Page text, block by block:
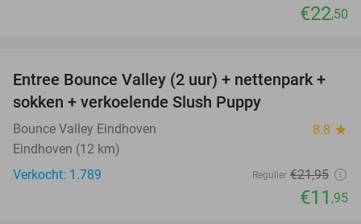
€22,50
46%
Entree Bounce Valley (2 uur) + nettenpark +
sokken + verkoelende Slush Puppy
Bounce Valley Eindhoven 8.8 star
Eindhoven (12 km)
Verkocht: 1.789
Regulier €21,95
€11 ,95